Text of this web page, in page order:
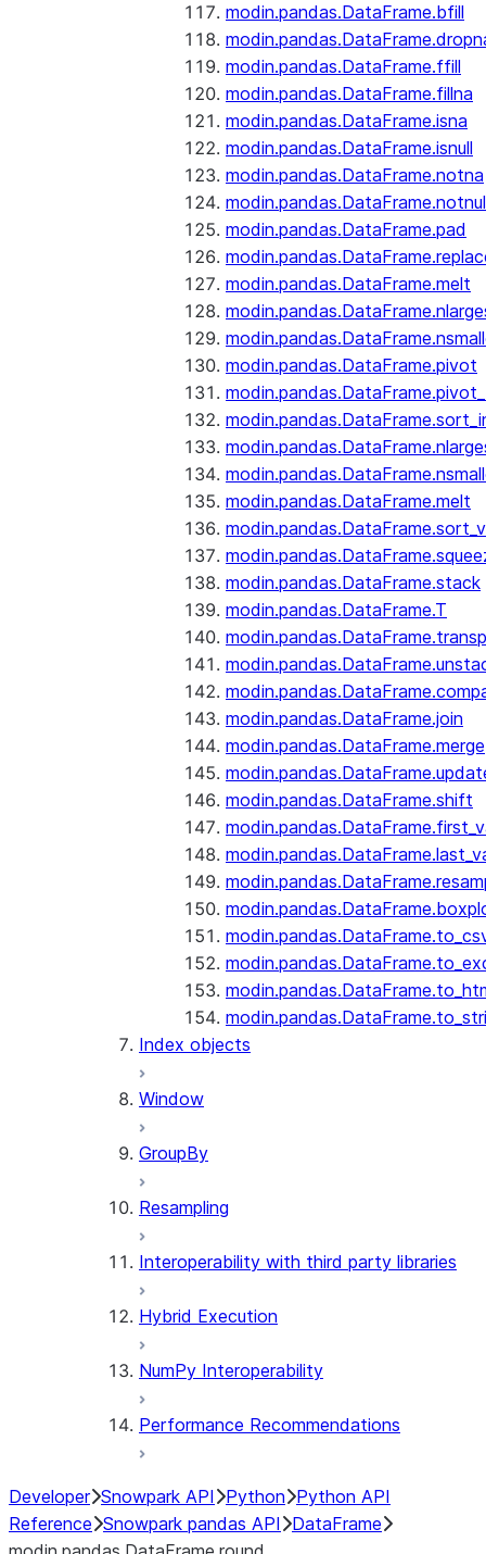
modin.pandas.DataFrame.bfill
modin.pandas.DataFrame.ffill
modin.pandas.DataFrame.fillna
modin.pandas.DataFrame.isna
modin.pandas.DataFrame.isnull
modin.pandas.DataFrame.notna
modin.pandas.DataFrame.pad
modin.pandas.DataFrame.melt
modin.pandas.DataFrame.pivot
modin.pandas.DataFrame.melt
modin.pandas.DataFrame.stack
modin.pandas.DataFrame.T
modin.pandas.DataFrame.join
modin.pandas.DataFrame.merge
modin.pandas.DataFrame.shift
Index objects
Window
GroupBy
Resampling
Interoperability with third party libraries
Hybrid Execution
NumPy Interoperability
Performance Recommendations
Developer Snowpark API Python Python API
Reference Snowpark pandas API
DataFrame